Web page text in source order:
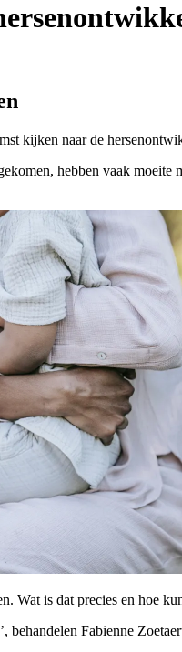
kijken naar de
hebben vaak
Wat is dat precies en hoe
behandelen Fabienne